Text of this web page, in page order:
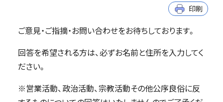
印刷
ご意見・ご指摘・お問い合わせをお待ちしております。
回答を希望される方は、必ずお名前と住所を入力してく
ださい。
※営業活動、政治活動、宗教活動その他公序良俗に反